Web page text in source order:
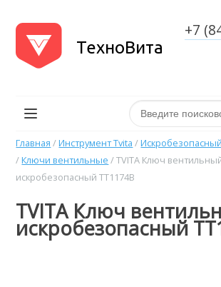
ТехноВита
+7
Поиск по сайту
Главная /Инструмент Tvita /
/Ключи вентильные /TVITA Ключ
искробезопасный TT1174B
TVITA Ключ
искробезопасный